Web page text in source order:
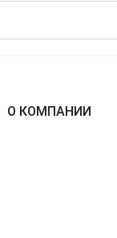
О КОМПАНИИ